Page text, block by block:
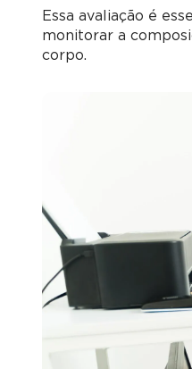
Essa avaliação é
monitorar a
corpo.